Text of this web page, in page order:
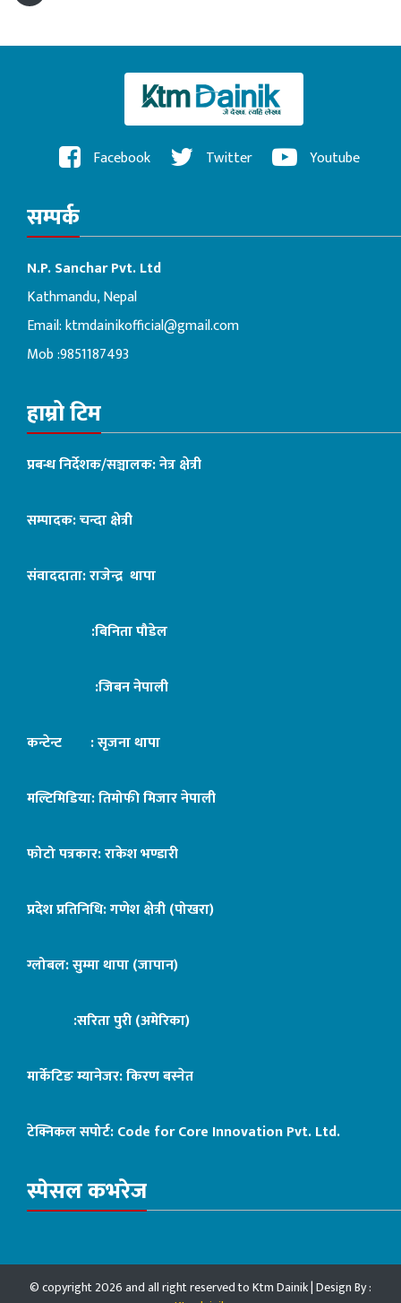
Facebook Twitter Youtube
सम्पर्क
N.P. Sanchar Pvt. Ltd
Kathmandu, Nepal
Email:ktmdainikofficial@gmail.com
Mob :9851187493
हाम्रो टिम
प्रबन्ध निर्देशक/सञ्चालक: नेत्र क्षेत्री
सम्पादक: चन्दा क्षेत्री
संवाददाता: राजेन्द्र थापा
:बिनिता पौडेल
:जिबन नेपाली
कन्टेन्ट : सृजना थापा
मल्टिमिडिया: तिमोफी मिजार नेपाली
फोटो पत्रकार: राकेश भण्डारी
प्रदेश प्रतिनिधि: गणेश क्षेत्री (पोखरा)
ग्लोबल: सुम्मा थापा (जापान)
:सरिता पुरी (अमेरिका)
मार्केटिङ म्यानेजर: किरण बस्नेत
टेक्निकल सपोर्ट:Code for Core Innovation Pvt. Ltd.
स्पेसल कभरेज
© copyright 2026 and all right reserved to Ktm Dainik | Design By :